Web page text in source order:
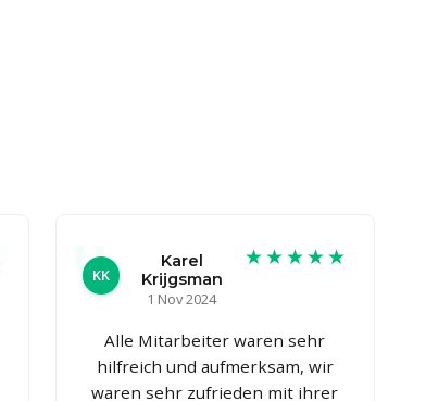
KK
Karel
Krijgsman
1 Nov 2024
★★★★★
Alle Mitarbeiter waren sehr
hilfreich und aufmerksam, wir
waren sehr zufrieden mit ihrer